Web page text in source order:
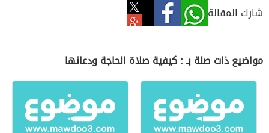
شارك المقالة
مواضيع ذات صلة بـ : كيفية صلاة الحاجة ودعائها